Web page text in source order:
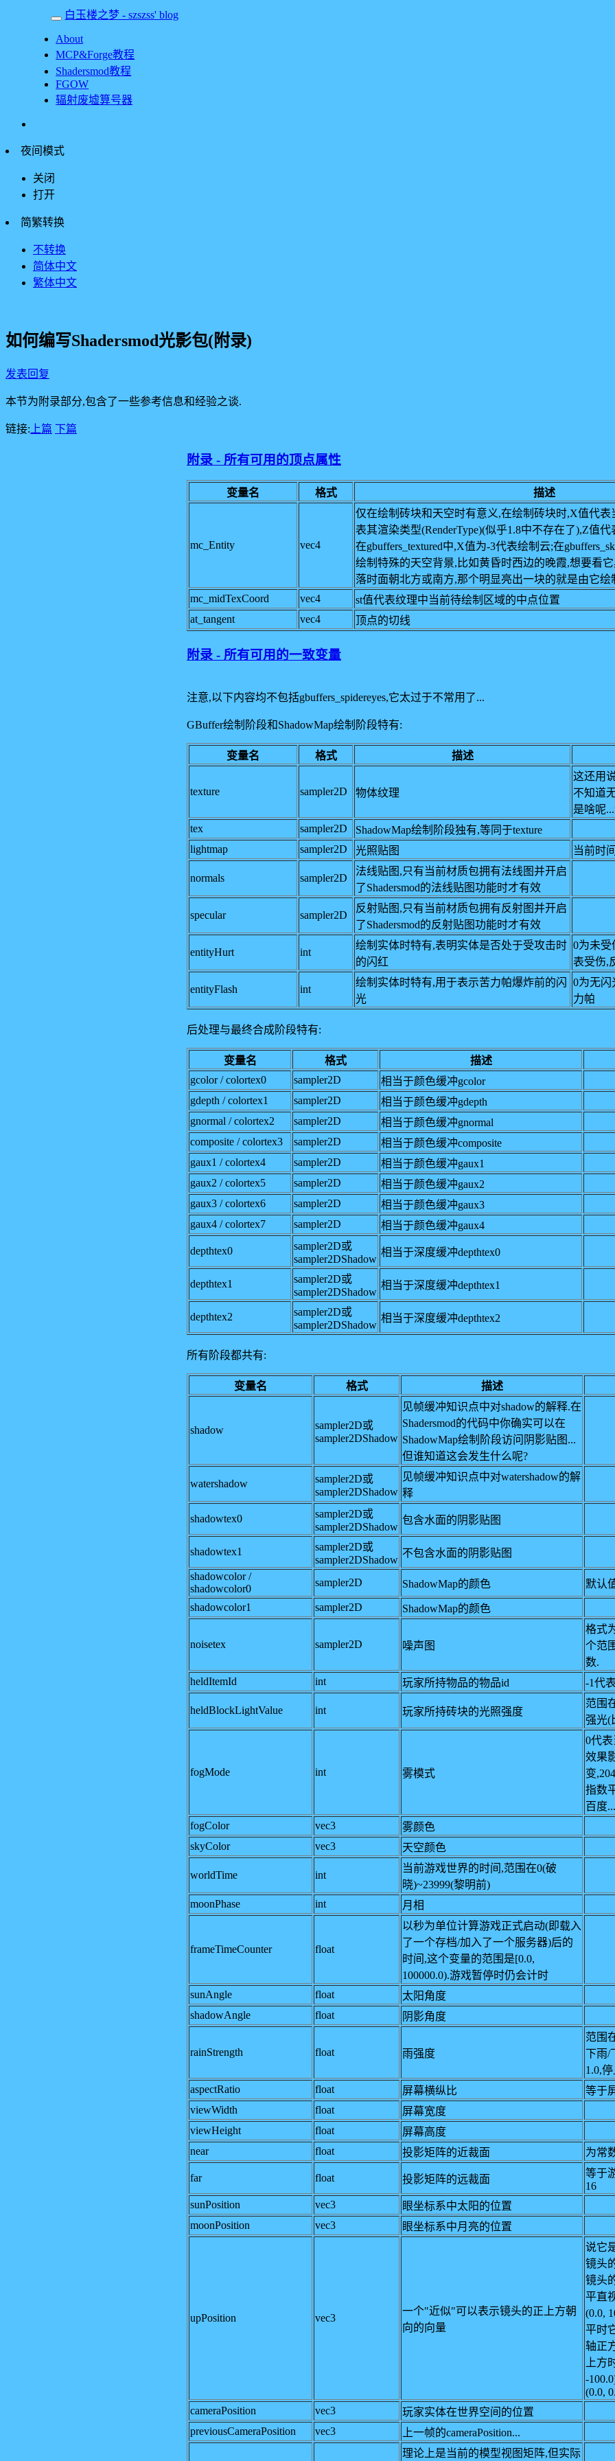
白玉楼之梦 - szszss' blog
About
MCP&Forge教程
Shadersmod教程
FGOW
辐射废墟算号器
夜间模式
关闭
打开
简繁转换
不转换
简体中文
繁体中文
如何编写Shadersmod光影包(附录)
发表回复
本节为附录部分,包含了一些参考信息和经验之谈.
链接: 上篇 下篇
附录 - 所有可用的顶点属性
变量名 格式 描述
mc_Entity vec4
仅在绘制砖块和天空时有意义,在绘制砖块时,X值代
表其渲染类型(RenderType)(似乎1.8中不存在了),Z值代
在gbuffers_textured中,X值为-3代表绘制云;在
绘制特殊的天空背景,比如黄昏时西边的晚霞,想要看
落时面朝北方或南方,那个明显亮出一块的就是由它绘
mc_midTexCoord
vec4
st值代表纹理中当前待绘制区域的中点位置
at_tangent
vec4 顶点的切线
附录 - 所有可用的一致变量
注意,以下内容均不包括gbuffers_spidereyes,它太过于不常用了...
GBuffer绘制阶段和ShadowMap绘制阶段特有:
变量名 格式 描述
texture sampler2D 物体纹理
这还用
不知道
是啥呢
tex
sampler2D
ShadowMap绘制阶段独有,等同于texture
lightmap
sampler2D 光照贴图 当前时
normals sampler2D
法线贴图,只有当前材质包拥有法线图并开启
了Shadersmod的法线贴图功能时才有效
specular sampler2D
反射贴图,只有当前材质包拥有反射图并开启
了Shadersmod的反射贴图功能时才有效
entityHurt int
绘制实体时特有,表明实体是否处于受攻击时
的闪红
0为未受
表受伤,
entityFlash int
绘制实体时特有,用于表示苦力帕爆炸前的闪
光
0为无闪
力帕
后处理与最终合成阶段特有:
变量名 格式
描述
gcolor / colortex0
sampler2D
相当于颜色缓冲gcolor
gdepth / colortex1
sampler2D
相当于颜色缓冲gdepth
gnormal / colortex2
sampler2D
相当于颜色缓冲gnormal
composite / colortex3
sampler2D
相当于颜色缓冲composite
gaux1 / colortex4
sampler2D
相当于颜色缓冲gaux1
gaux2 / colortex5
sampler2D
相当于颜色缓冲gaux2
gaux3 / colortex6
sampler2D
相当于颜色缓冲gaux3
gaux4 / colortex7
sampler2D 相当于颜色缓冲gaux4
depthtex0
sampler2D或
sampler2DShadow
相当于深度缓冲depthtex0
depthtex1
sampler2D或
sampler2DShadow
相当于深度缓冲depthtex1
depthtex2
sampler2D或
sampler2DShadow
相当于深度缓冲depthtex2
所有阶段都共有:
变量名 格式 描述
shadow
sampler2D或
sampler2DShadow
见帧缓冲知识点中对shadow的解释.在
Shadersmod的代码中你确实可以在
ShadowMap绘制阶段访问阴影贴图...
但谁知道这会发生什么呢?
watershadow
sampler2D或
sampler2DShadow
见帧缓冲知识点中对watershadow的解
释
shadowtex0
sampler2D或
sampler2DShadow
包含水面的阴影贴图
shadowtex1
sampler2D或
sampler2DShadow
不包含水面的阴影贴图
shadowcolor /
shadowcolor0
sampler2D ShadowMap的颜色
默认
shadowcolor1
sampler2D ShadowMap的颜色
noisetex sampler2D 噪声图
格式
个范
数.
heldItemId
int 玩家所持物品的物品id -1代
heldBlockLightValue int 玩家所持砖块的光照强度
范围
强光(
fogMode int 雾模式
0代
效果
变
指数
百度...
fogColor
vec3
雾颜色
skyColor
vec3 天空颜色
worldTime int
当前游戏世界的时间,范围在0(破
晓)~23999(黎明前)
moonPhase
int 月相
frameTimeCounter float
以秒为单位计算游戏正式启动(即载入
了一个存档/加入了一个服务器)后的
时间,这个变量的范围是[0.0,
100000.0).游戏暂停时仍会计时
sunAngle
float
太阳角度
shadowAngle
float 阴影角度
rainStrength float 雨强度
范围
下雨/
1.0,
aspectRatio
float 屏幕横纵比
等于
viewWidth
float
屏幕宽度
viewHeight
float
屏幕高度
near
float 投影矩阵的近裁面 为常
far float 投影矩阵的远裁面
等于
16
sunPosition
vec3
眼坐标系中太阳的位置
moonPosition
vec3 眼坐标系中月亮的位置
upPosition vec3
一个"近似"可以表示镜头的正上方朝
向的向量
说它
镜头
镜头
平直
(0.0,
平时
轴正
上方
-
(0.0,
cameraPosition
vec3
玩家实体在世界空间的位置
previousCameraPosition
vec3
上一帧的cameraPosition...
理论上是当前的模型视图矩阵,但实际